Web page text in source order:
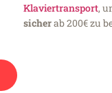
Klaviertransport,
sicherab 200€ zu